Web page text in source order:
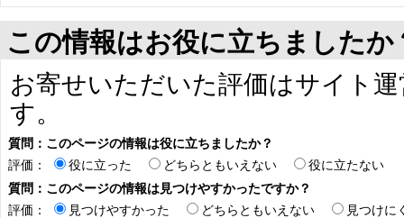
この情報はお役に立ちましたか
お寄せいただいた評価はサイト
す。
質問：このページの情報は役に立ちましたか？
評価：
役に立った どちらともいえない
役に立たない
質問：このページの情報は見つけやすかったですか？
評価：
見つけやすかった どちらともいえない 見つけに